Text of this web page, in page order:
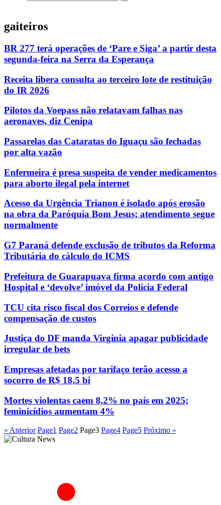
gaiteiros
BR 277 terá operações de ‘Pare e Siga’ a partir desta
segunda-feira na Serra da Esperança
Receita libera consulta ao terceiro lote de restituição
do IR 2026
Pilotos da Voepass não relatavam falhas nas
aeronaves, diz Cenipa
Passarelas das Cataratas do Iguaçu são fechadas
por alta vazão
Enfermeira é presa suspeita de vender medicamentos
para aborto ilegal pela internet
Acesso da Urgência Trianon é isolado após erosão
na obra da Paróquia Bom Jesus; atendimento segue
normalmente
G7 Paraná defende exclusão de tributos da Reforma
Tributária do cálculo do ICMS
Prefeitura de Guarapuava firma acordo com antigo
Hospital e ‘devolve’ imóvel da Polícia Federal
TCU cita risco fiscal dos Correios e defende
compensação de custos
Justiça do DF manda Virginia apagar publicidade
irregular de bets
Empresas afetadas por tarifaço terão acesso a
socorro de R$ 18,5 bi
Mortes violentas caem 8,2% no país em 2025;
feminicídios aumentam 4%
« Anterior Page1 Page2 Page3 Page4 Page5 Próximo »